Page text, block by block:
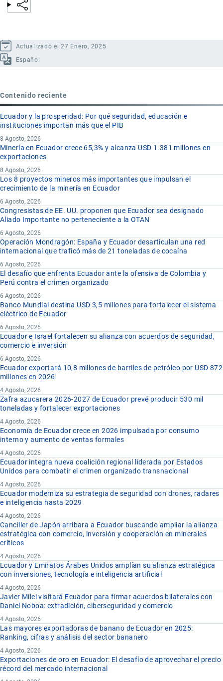
Actualizado el 27 Enero, 2025
Español
Contenido reciente
Ecuador y la prosperidad: Por qué seguridad, educación e
instituciones importan más que el PIB
8 Agosto, 2026
Minería en Ecuador crece 65,3% y alcanza USD 1.381 millones en
exportaciones
8 Agosto, 2026
Los 8 proyectos mineros más importantes que impulsan el
crecimiento de la minería en Ecuador
6 Agosto, 2026
Congresistas de EE. UU. proponen que Ecuador sea designado
Aliado Importante no perteneciente a la OTAN
6 Agosto, 2026
Operación Mondragón: España y Ecuador desarticulan una red
internacional que traficó más de 21 toneladas de cocaína
6 Agosto, 2026
El desafío que enfrenta Ecuador ante la ofensiva de Colombia y
Perú contra el crimen organizado
6 Agosto, 2026
Banco Mundial destina USD 3,5 millones para fortalecer el sistema
eléctrico de Ecuador
6 Agosto, 2026
Ecuador e Israel fortalecen su alianza con acuerdos de seguridad,
comercio e inversión
6 Agosto, 2026
Ecuador exportará 10,8 millones de barriles de petróleo por USD 872
millones en 2026
4 Agosto, 2026
Zafra azucarera 2026-2027 de Ecuador prevé producir 530 mil
toneladas y fortalecer exportaciones
4 Agosto, 2026
Economía de Ecuador crece en 2026 impulsada por consumo
interno y aumento de ventas formales
4 Agosto, 2026
Ecuador integra nueva coalición regional liderada por Estados
Unidos para combatir el crimen organizado transnacional
4 Agosto, 2026
Ecuador moderniza su estrategia de seguridad con drones, radares
e inteligencia hasta 2029
4 Agosto, 2026
Canciller de Japón arribara a Ecuador buscando ampliar la alianza
estratégica con comercio, inversión y cooperación en minerales
críticos
4 Agosto, 2026
Ecuador y Emiratos Árabes Unidos amplían su alianza estratégica
con inversiones, tecnología e inteligencia artificial
4 Agosto, 2026
Javier Milei visitará Ecuador para firmar acuerdos bilaterales con
Daniel Noboa: extradición, ciberseguridad y comercio
4 Agosto, 2026
Las mayores exportadoras de banano de Ecuador en 2025:
Ranking, cifras y análisis del sector bananero
4 Agosto, 2026
Exportaciones de oro en Ecuador: El desafío de aprovechar el precio
récord del mercado internacional